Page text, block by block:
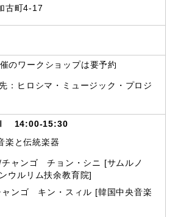
古町4-17
のワークショップは要予約
：ヒロシマ・ミュージック・プロジ
Ⅰ 14:00-15:30
楽と伝統楽器
チャンゴ チョン・シニ [サムルノ
ウルリム扶余教育院]
ャンゴ キン・スィル [韓国中央音楽